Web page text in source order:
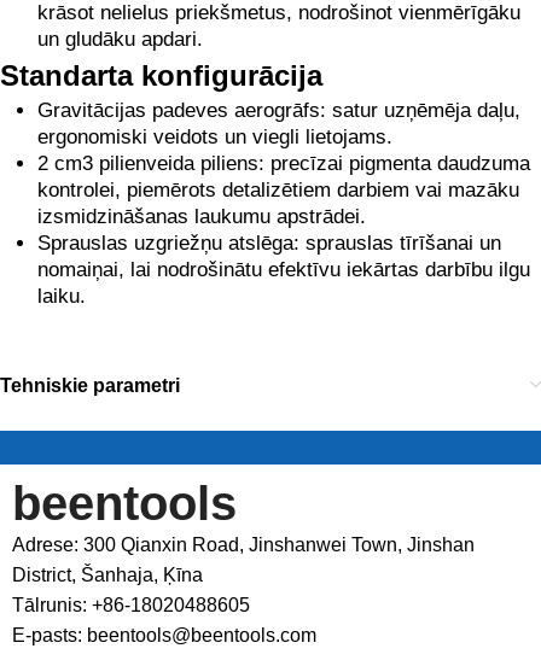
krāsot nelielus priekšmetus, nodrošinot vienmērīgāku
un gludāku apdari.
Standarta konfigurācija
Gravitācijas padeves aerogrāfs: satur uzņēmēja daļu,
ergonomiski veidots un viegli lietojams.
2 cm3 pilienveida piliens: precīzai pigmenta daudzuma
kontrolei, piemērots detalizētiem darbiem vai mazāku
izsmidzināšanas laukumu apstrādei.
Sprauslas uzgriežņu atslēga: sprauslas tīrīšanai un
nomaiņai, lai nodrošinātu efektīvu iekārtas darbību ilgu
laiku.
Tehniskie parametri
beentools
Adrese: 300 Qianxin Road, Jinshanwei Town, Jinshan
District, Šanhaja, Ķīna
Tālrunis: +86-18020488605
E-pasts: beentools@beentools.com